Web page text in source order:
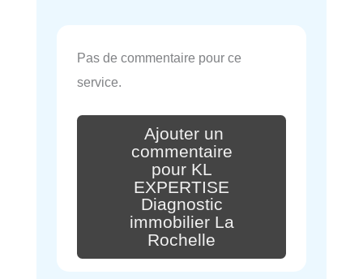
Pas de commentaire pour ce
service.
Ajouter un
commentaire
pour KL
EXPERTISE
Diagnostic
immobilier La
Rochelle